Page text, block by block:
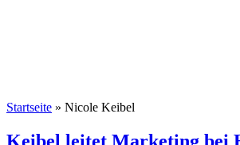
Startseite » Nicole Keibel